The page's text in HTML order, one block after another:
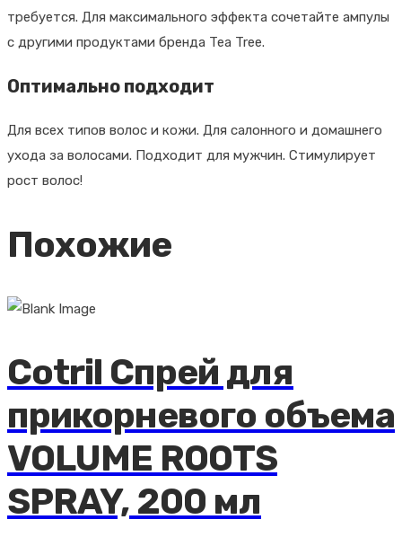
требуется. Для максимального эффекта сочетайте ампулы
с другими продуктами бренда Tea Tree.
Оптимально подходит
Для всех типов волос и кожи. Для салонного и домашнего
ухода за волосами. Подходит для мужчин. Стимулирует
рост волос!
Похожие
Cotril Спрей для
прикорневого объема
VOLUME ROOTS
SPRAY, 200 мл